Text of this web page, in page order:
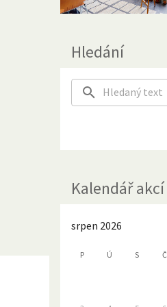
Hledání
Kalendář akcí
srpen 2026
P Ú S Č